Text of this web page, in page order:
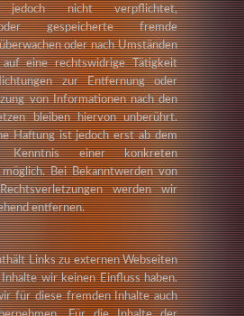
jedoch nicht verpflichtet,
gespeicherte fremde
oder nach Umständen
eine rechtswidrige Tätigkeit
zur Entfernung oder
von Informationen nach den
bleiben hiervon unberührt.
Haftung ist jedoch erst ab dem
einer konkreten
Bei Bekanntwerden von
werden wir
entfernen.
Links zu externen Webseiten
wir keinen Einfluss haben.
für diese fremden Inhalte auch